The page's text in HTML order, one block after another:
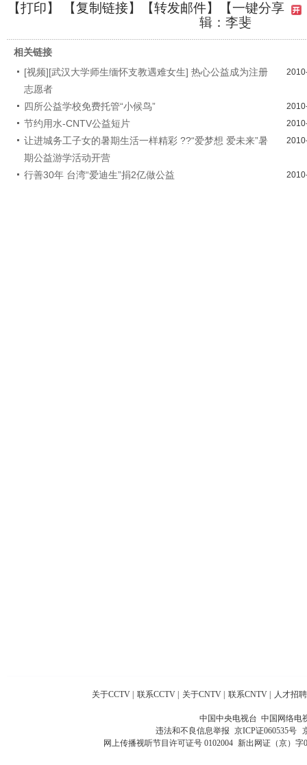
【打印】 【复制链接】【转发邮件】
【一键分享
辑：李斐
相关链接
[视频][武汉大学师生缅怀支教遇难女生] 热心公益成为注册
志愿者
四所公益学校免费托管“小候鸟”
节约用水-CNTV公益短片
让进城务工子女的暑期生活一样精彩 ??“爱梦想 爱未来”暑
期公益游学活动开营
行善30年 台湾“爱迪生”捐2亿做公益
关于CCTV 联系CCTV 关于CNTV 联系CNTV 人才招聘
中国中央电视台 中国网络电
违法和不良信息举报 京ICP证060535号
网上传播视听节目许可证号 0102004 新出网证（京）